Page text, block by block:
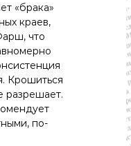
«брака»
краев,
что
Крошиться
разрешает.
по-